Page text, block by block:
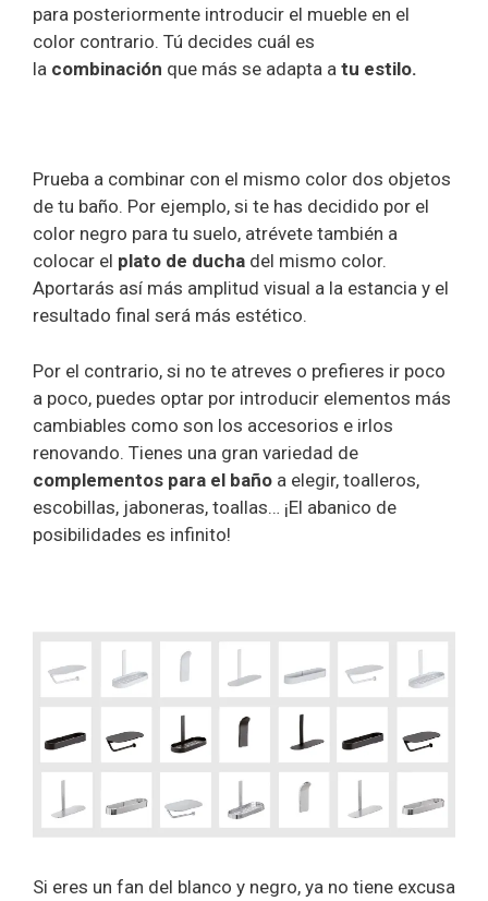
para posteriormente introducir el mueble en el
color contrario. Tú decides cuál es
la combinación que más se adapta a tu estilo.
Prueba a combinar con el mismo color dos objetos
de tu baño. Por ejemplo, si te has decidido por el
color negro para tu suelo, atrévete también a
colocar el plato de ducha del mismo color.
Aportarás así más amplitud visual a la estancia y el
resultado final será más estético.
Por el contrario, si no te atreves o prefieres ir poco
a poco, puedes optar por introducir elementos más
cambiables como son los accesorios e irlos
renovando. Tienes una gran variedad de
complementos para el baño a elegir, toalleros,
escobillas, jaboneras, toallas… ¡El abanico de
posibilidades es infinito!
Si eres un fan del blanco y negro, ya no tiene excusa